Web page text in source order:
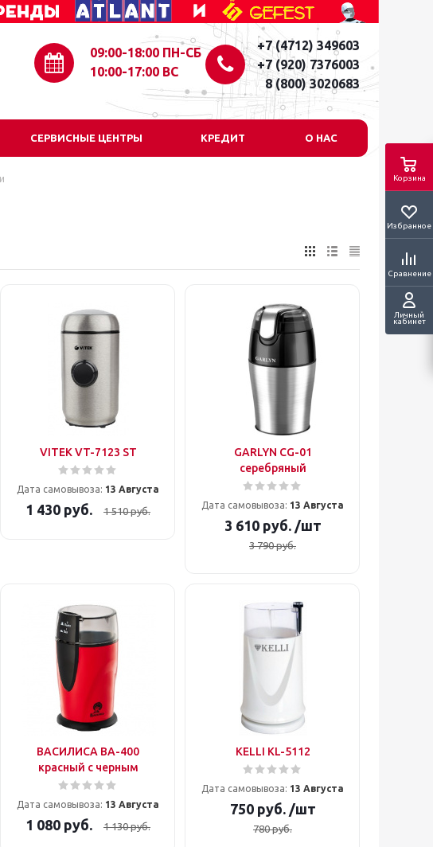
09:00-18:00 ПН-СБ
10:00-17:00 ВС
Корзина
Избранное
Сравнение
Личный
кабинет
+7 (4712) 349603
+7 (920) 7376003
8 (800) 3020683
СЕРВИСНЫЕ ЦЕНТРЫ КРЕДИТ О НАС
VITEK VT-7123 ST
Дата самовывоза: 13 Августа
1 430 руб. 1 510руб.
GARLYN CG-01
серебряный
Дата самовывоза: 13 Августа
3 610руб. /шт
3 790руб.
ВАСИЛИСА ВА-400
красный с черным
Дата самовывоза: 13 Августа
1 080 руб. 1 130руб.
KELLI KL-5112
Дата самовывоза: 13 Августа
750руб. /шт
780руб.